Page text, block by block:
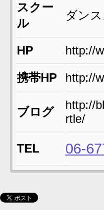
スクー
ル
ダン
HP http://
携帯HP http://
ブログ
http://
rtle/
TEL 06-